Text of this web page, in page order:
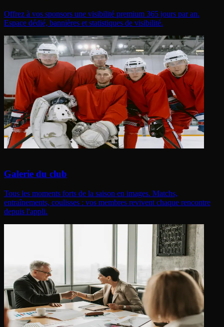
Offrez à vos sponsors une visibilité premium 365 jours par an.
Espace dédié, bannières et statistiques de visibilité.
Galerie du club
Tous les moments forts de la saison en images. Matchs,
entraînements, coulisses : vos membres revivent chaque rencontre
depuis l'appli.